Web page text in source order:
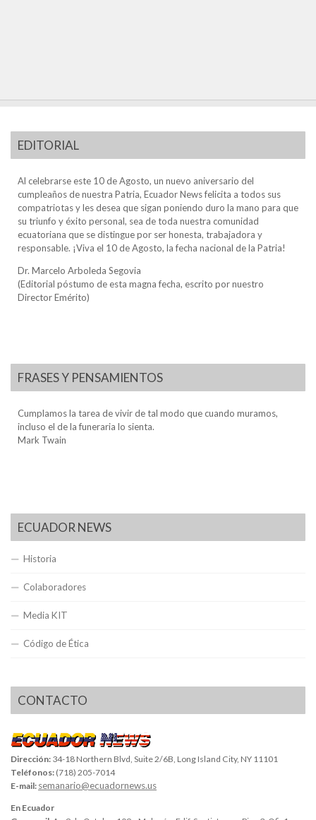
EDITORIAL
Al celebrarse este 10 de Agosto, un nuevo aniversario del
cumpleaños de nuestra Patria, Ecuador News felicita a todos sus
compatriotas y les desea que sigan poniendo duro la mano para que
su triunfo y éxito personal, sea de toda nuestra comunidad
ecuatoriana que se distingue por ser honesta, trabajadora y
responsable. ¡Viva el 10 de Agosto, la fecha nacional de la Patria!
Dr. Marcelo Arboleda Segovia
(Editorial póstumo de esta magna fecha, escrito por nuestro
Director Emérito)
FRASES Y PENSAMIENTOS
Cumplamos la tarea de vivir de tal modo que cuando muramos,
incluso el de la funeraria lo sienta.
Mark Twain
ECUADOR NEWS
Historia
Colaboradores
Media KIT
Código de Ética
CONTACTO
Dirección: 34-18 Northern Blvd, Suite 2/6B, Long Island City, NY 11101
Teléfonos: (718) 205-7014
E-mail: semanario@ecuadornews.us
En Ecuador